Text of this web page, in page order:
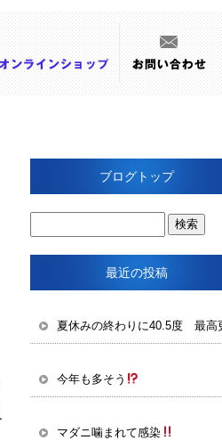
ブログトップ
最近の投稿
今年も多そう
マダニ噛まれて感染